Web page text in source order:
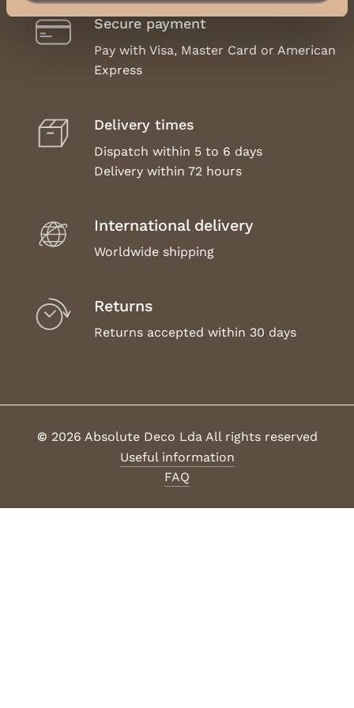
Secure payment
Pay with Visa, Master Card or American
Express
Delivery times
Dispatch within 5 to 6 days
Delivery within 72 hours
International delivery
Worldwide shipping
Returns
Returns accepted within 30 days
© 2026 Absolute Deco Lda All rights reserved
Useful information
FAQ